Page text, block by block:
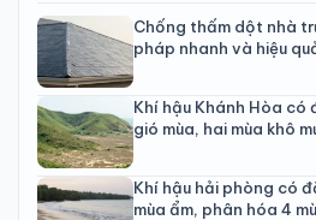
Chống thấm dột nhà
pháp nhanh và hiệu
Khí hậu Khánh Hòa
gió mùa, hai mùa khô
Khí hậu hải phòng có
mùa ẩm, phân hóa 4